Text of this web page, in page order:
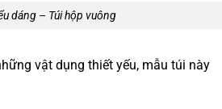
dáng – Túi hộp vuông
vật dụng thiết yếu, mẫu túi này